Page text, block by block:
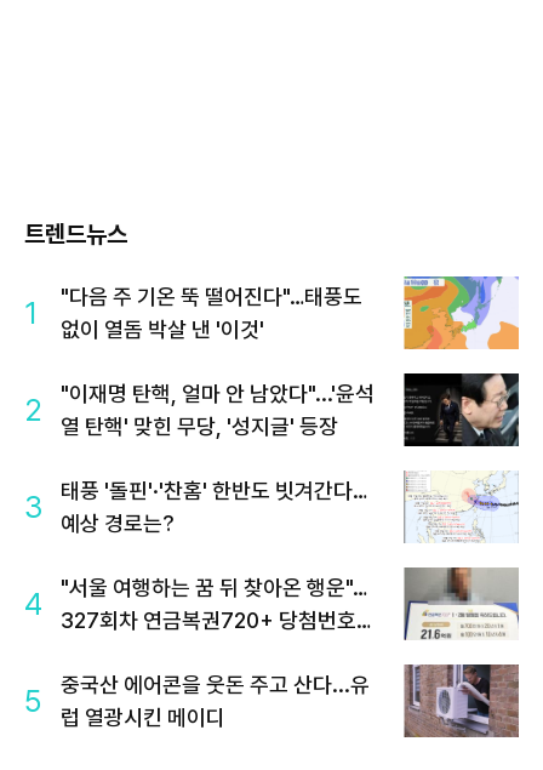
트렌드뉴스
1
"다음 주 기온 뚝 떨어진다"…태풍도
없이 열돔 박살 낸 '이것'
2
"이재명 탄핵, 얼마 안 남았다"...'윤석
열 탄핵' 맞힌 무당, '성지글' 등장
3
태풍 '돌핀'·'찬홈' 한반도 빗겨간다…
예상 경로는?
4
"서울 여행하는 꿈 뒤 찾아온 행운"…
327회차 연금복권720+ 당첨번호조
5
중국산 에어콘을 웃돈 주고 산다...유
럽 열광시킨 메이디